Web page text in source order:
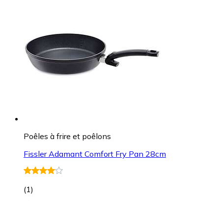
Poêles à frire et poêlons
Fissler Adamant Comfort Fry Pan 28cm
(1)